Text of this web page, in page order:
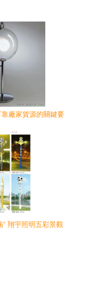
廠家貨源的關鍵要
” 翔宇照明五彩景觀